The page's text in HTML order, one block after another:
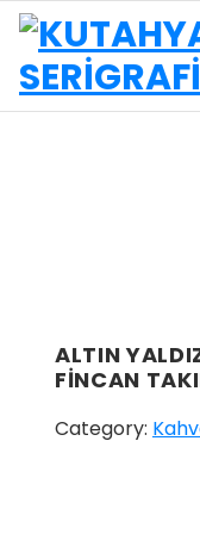
İçeriğe
geç
ALTIN
FİNCAN
Category: